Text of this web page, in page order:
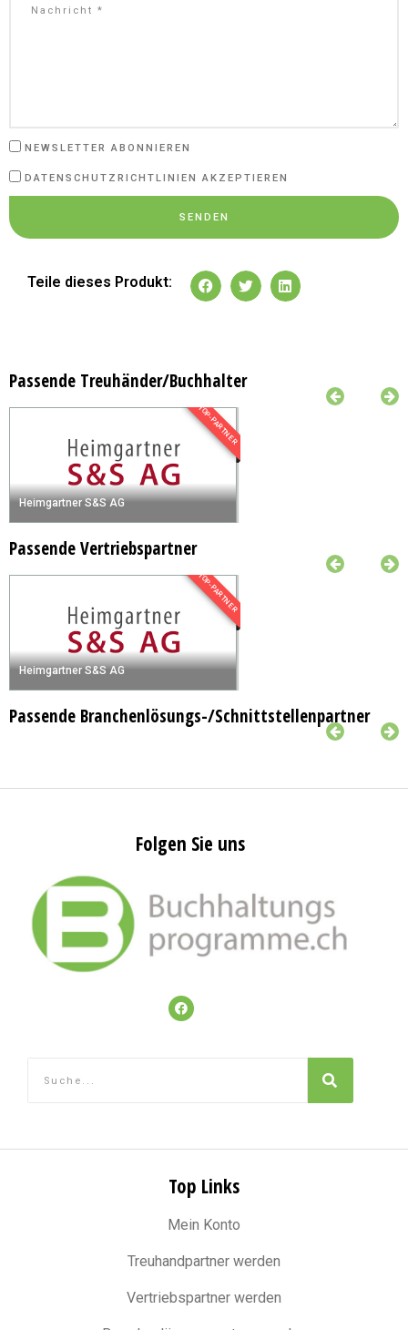
NEWSLETTER ABONNIEREN
DATENSCHUTZRICHTLINIEN AKZEPTIEREN
SENDEN
Teile dieses Produkt:
Passende Treuhänder/Buchhalter
Heimgartner S&S AG
TOP-PARTNER
Passende Vertriebspartner
Heimgartner S&S AG
TOP-PARTNER
Passende Branchenlösungs-/Schnittstellenpartner
Folgen Sie uns
Top Links
Mein Konto
Treuhandpartner werden
Vertriebspartner werden